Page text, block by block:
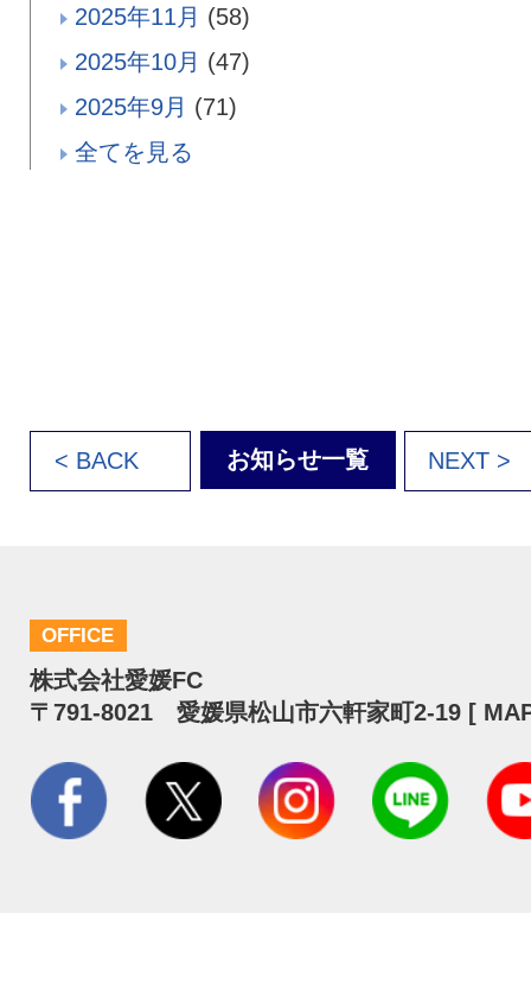
2025年11月 (58)
2025年10月 (47)
2025年9月 (71)
全てを見る
< BACK お知らせ一覧 NEXT >
OFFICE
株式会社愛媛FC
〒791-8021 愛媛県松山市六軒家町2-19 [